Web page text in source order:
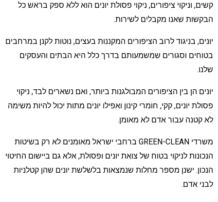
וניקוי ציפורים, ניקוי פסולת יונים הוא ללא ספק בראש כל
שאנו מקבלים לשירות.
בניגוד לרוב הציפורים המקננות בעצים, נוטות לקנן במרחבים
וסגורים שמשמעותם בדרך כלל היא הבתים והעסקים
הן בין הציפורים המבולגנות ביותר, ואם נשארים לבד, ניקוי
יונים, קקי, חומרי קינון ואפילו יונים מתות יכול להיות משימה
קטנה עבור אדם לא מאומן.
משרדי GREEN-CLEAN ברחבי ישראל מאומנים לא רק בשיטות
לניקוי בטוח של צואת יונים ופסולת, אלא גם ביישום החיטוי
ישנן מספר מחלות שנמצאות בלשלשת יונים שהן קטלניות
אדם.